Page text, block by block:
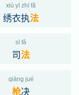
xiù yī zhí fǎ
绣衣执法
sī fǎ
司法
qiāng jué
枪决